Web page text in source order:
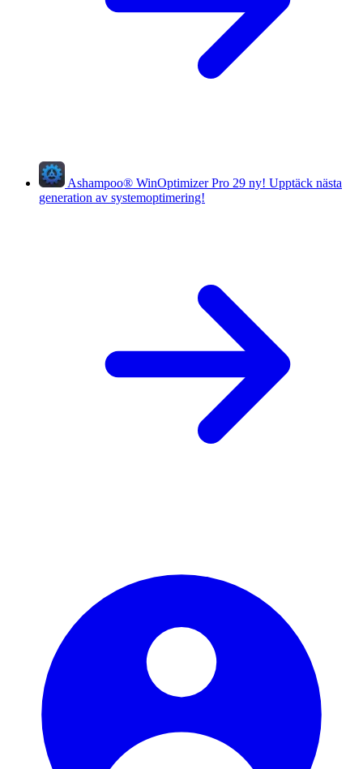
Ashampoo® WinOptimizer Pro 29 ny! Upptäck nästa
generation av systemoptimering!